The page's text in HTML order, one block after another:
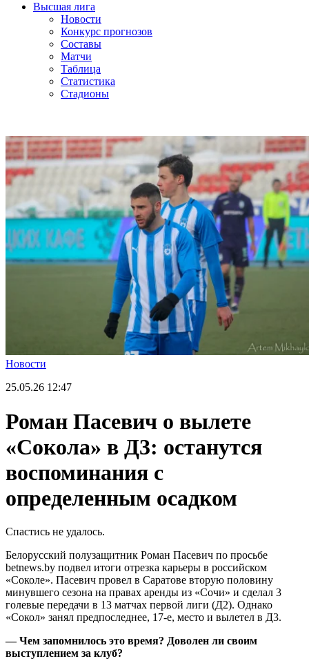
Высшая лига
Новости
Конкурс прогнозов
Составы
Матчи
Таблица
Статистика
Стадионы
Новости
25.05.26 12:47
Роман Пасевич о вылете
«Сокола» в Д3: останутся
воспоминания с
определенным осадком
Спастись не удалось.
Белорусский полузащитник Роман Пасевич по просьбе
betnews.by подвел итоги отрезка карьеры в российском
«Соколе». Пасевич провел в Саратове вторую половину
минувшего сезона на правах аренды из «Сочи» и сделал 3
голевые передачи в 13 матчах первой лиги (Д2). Однако
«Сокол» занял предпоследнее, 17-е, место и вылетел в Д3.
— Чем запомнилось это время? Доволен ли своим
выступлением за клуб?